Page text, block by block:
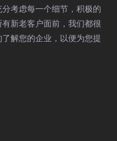
考虑每一个细节，积极的
新老客户面前，我们都很
解您的企业，以便为您提